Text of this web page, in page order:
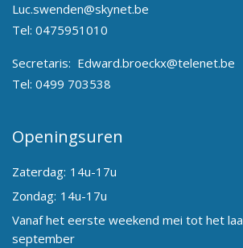
Luc.swenden@skynet.be
Tel: 0475951010
Secretaris: Edward.broeckx@telenet.be
Tel: 0499 703538
Openingsuren
Zaterdag: 14u-17u
Zondag: 14u-17u
Vanaf het eerste weekend mei tot het
september